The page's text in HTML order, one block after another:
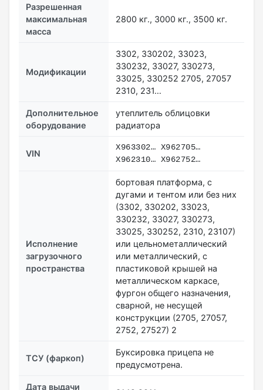
Разрешенная
максимальная
масса
2800 кг., 3000 кг., 3500 кг.
Модификации
3302, 330202, 33023,
330232, 33027, 330273,
33025, 330252 2705, 27057
2310, 231…
Дополнительное
оборудование
утеплитель облицовки
радиатора
VIN
X963302… X962705…
X962310… X962752…
Исполнение
загрузочного
пространства
бортовая платформа, с
дугами и тентом или без них
(3302, 330202, 33023,
330232, 33027, 330273,
33025, 330252, 2310, 23107)
или цельнометаллический
или металлический, с
пластиковой крышей на
металлическом каркасе,
фургон общего назначения,
сварной, не несущей
конструкции (2705, 27057,
2752, 27527) 2
ТСУ (фаркоп)
Буксировка прицепа не
предусмотрена.
Дата выдачи